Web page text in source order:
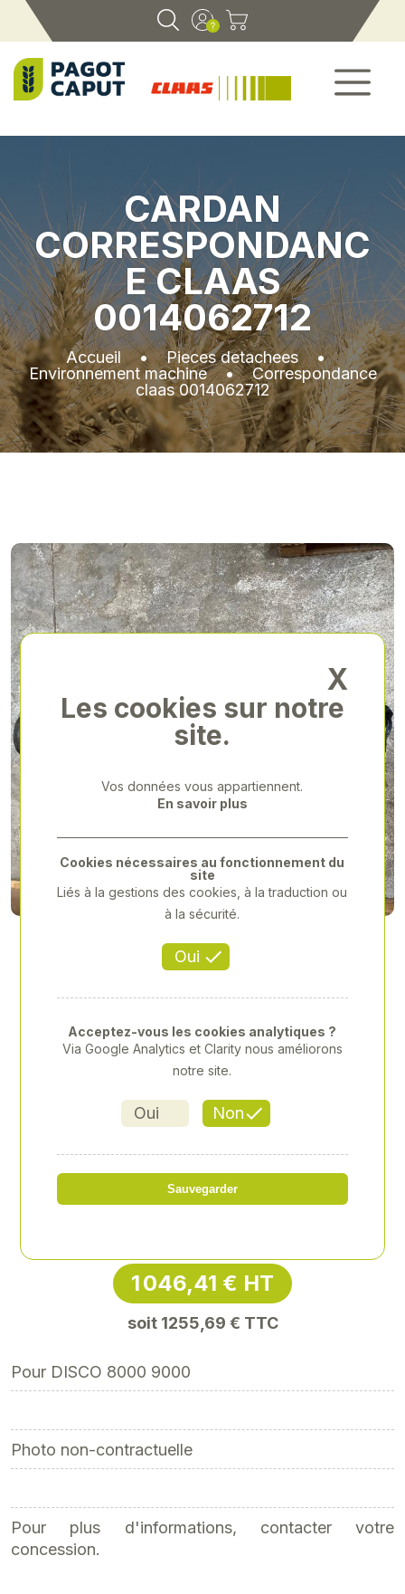
CARDAN
CORRESPONDANC
E CLAAS
0014062712
Accueil •Pieces detachees •
Environnement machine•Correspondance
claas 0014062712
Next
CORRESPONDANCE CLAAS
0014062712
1 046,41 € HT
soit 1255,69 € TTC
Pour DISCO 8000 9000
Photo non-contractuelle
Pour plus d'informations, contacter votre
concession.
X
Les cookies sur notre
site.
Vos données vous appartiennent.
En savoir plus
Oui
Cookies nécessaires au fonctionnement du
site
Liés à la gestions des cookies, à la traduction ou
à la sécurité.
Oui Non
Acceptez-vous les cookies analytiques ?
Via Google Analytics et Clarity nous améliorons
notre site.
Sauvegarder